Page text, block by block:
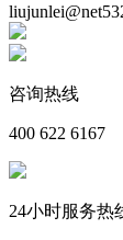
咨询热线
400 622 6167
24小时服务热